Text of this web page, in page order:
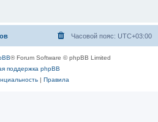
Часовой пояс: UTC+03:00
® Forum Software © phpBB Limited
поддержка phpBB
| Правила